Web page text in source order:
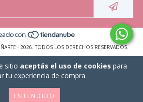
sitio aceptás el uso de cookies para
tu experiencia de compra.
ENTENDIDO
- 2026. TODOS LOS DERECHOS RESERVADOS.